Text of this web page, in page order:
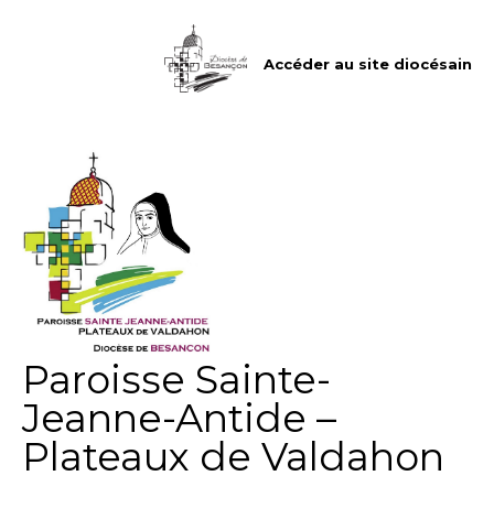
Accéder au site diocésain
Paroisse Sainte-
Jeanne-Antide –
Plateaux de Valdahon